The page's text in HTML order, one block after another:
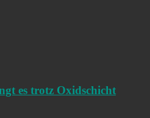
es trotz Oxidschicht